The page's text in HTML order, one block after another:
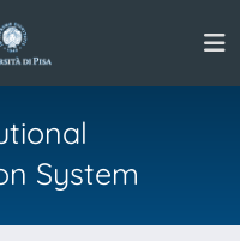
System